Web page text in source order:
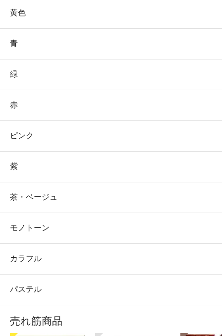
黄色
青
緑
赤
ピンク
紫
茶・ベージュ
モノトーン
カラフル
パステル
売れ筋商品